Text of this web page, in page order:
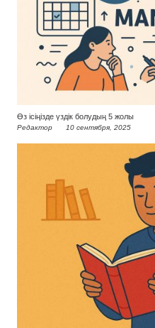
Өз ісіңізде үздік болудың 5 жолы
Редактор 10 сентября, 2025